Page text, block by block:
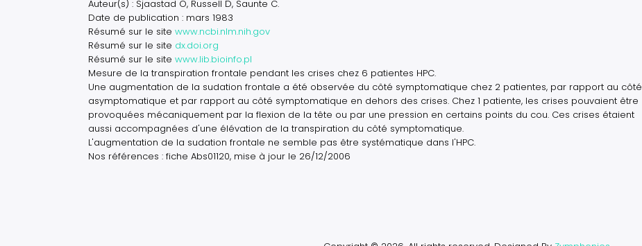
Auteur(s) : Sjaastad O, Russell D, Saunte C.
Date de publication : mars 1983
Résumé sur le site www.ncbi.nlm.nih.gov
Résumé sur le site dx.doi.org
Résumé sur le site www.lib.bioinfo.pl
Mesure de la transpiration frontale pendant les crises chez 6 patientes HPC.
Une augmentation de la sudation frontale a été observée du côté symptomatique chez 2 patientes, par rapport au côté
asymptomatique et par rapport au côté symptomatique en dehors des crises. Chez 1 patiente, les crises pouvaient être
provoquées mécaniquement par la flexion de la tête ou par une pression en certains points du cou. Ces crises étaient
aussi accompagnées d'une élévation de la transpiration du côté symptomatique.
L'augmentation de la sudation frontale ne semble pas être systématique dans l'HPC.
Nos références : fiche Abs01120, mise à jour le 26/12/2006